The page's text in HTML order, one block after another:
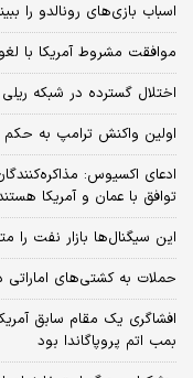
اسباب‌ بازی‌های رونالدو
موافقت مشروط آمریکا با
اختلال گسترده در شبکه
اولین واکنش ترامپ به
ادعای اکسیوس:
توافق با عمان و آمریکا
این سیگنال‌ها بازار نفت را
حملات به کشتی‌های اماراتی
افشاگری یک مقام سابق
بمب اتم پروپاگاندا بود